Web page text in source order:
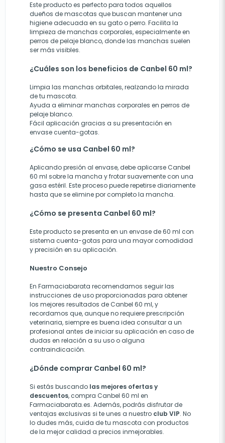
Este producto es perfecto para todos aquellos
dueños de mascotas que buscan mantener una
higiene adecuada en su gato o perro. Facilita la
limpieza de manchas corporales, especialmente en
perros de pelaje blanco, donde las manchas suelen
ser más visibles.
¿Cuáles son los beneficios de Canbel 60 ml?
Limpia las manchas orbitales, realzando la mirada
de tu mascota.
Ayuda a eliminar manchas corporales en perros de
pelaje blanco.
Fácil aplicación gracias a su presentación en
envase cuenta-gotas.
¿Cómo se usa Canbel 60 ml?
Aplicando presión al envase, debe aplicarse Canbel
60 ml sobre la mancha y frotar suavemente con una
gasa estéril. Este proceso puede repetirse diariamente
hasta que se elimine por completo la mancha.
¿Cómo se presenta Canbel 60 ml?
Este producto se presenta en un envase de 60 ml con
sistema cuenta-gotas para una mayor comodidad
y precisión en su aplicación.
Nuestro Consejo
En Farmaciabarata recomendamos seguir las
instrucciones de uso proporcionadas para obtener
los mejores resultados de Canbel 60 ml, y
recordamos que, aunque no requiere prescripción
veterinaria, siempre es buena idea consultar a un
profesional antes de iniciar su aplicación en caso de
dudas en relación a su uso o alguna
contraindicación.
¿Dónde comprar Canbel 60 ml?
Si estás buscando las mejores ofertas y
descuentos, compra Canbel 60 ml en
Farmaciabarata.es. Además, podrás disfrutar de
ventajas exclusivas si te unes a nuestro club VIP. No
lo dudes más, cuida de tu mascota con productos
de la mejor calidad a precios inmejorables.